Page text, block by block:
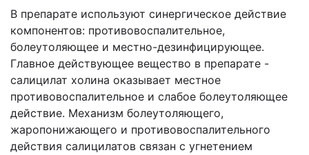
В препарате используют синергическое действие
компонентов: противовоспалительное,
болеутоляющее и местно-дезинфицирующее.
Главное действующее вещество в препарате -
салицилат холина оказывает местное
противовоспалительное и слабое болеутоляющее
действие. Механизм болеутоляющего,
жаропонижающего и противовоспалительного
действия салицилатов связан с угнетением